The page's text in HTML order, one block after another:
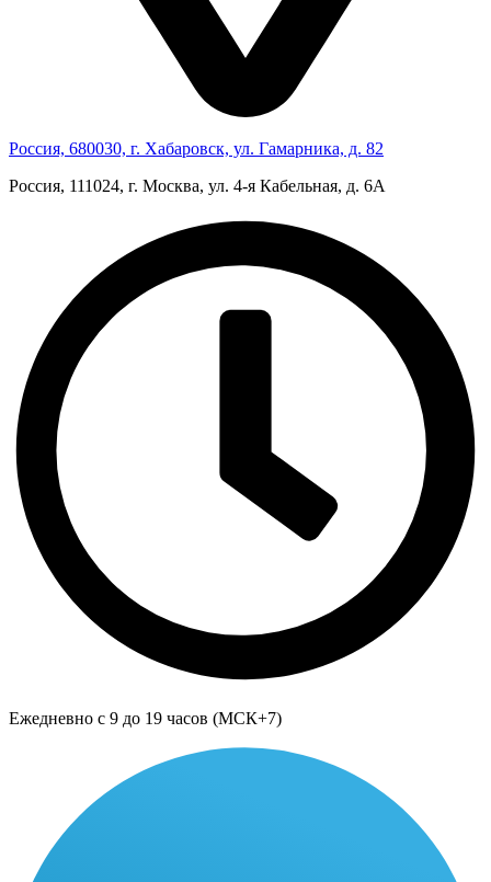
Россия, 680030, г. Хабаровск, ул. Гамарника, д. 82
Россия, 111024, г. Москва, ул. 4‑я Кабельная, д. 6А
Ежедневно с 9 до 19 часов (МСК+7)